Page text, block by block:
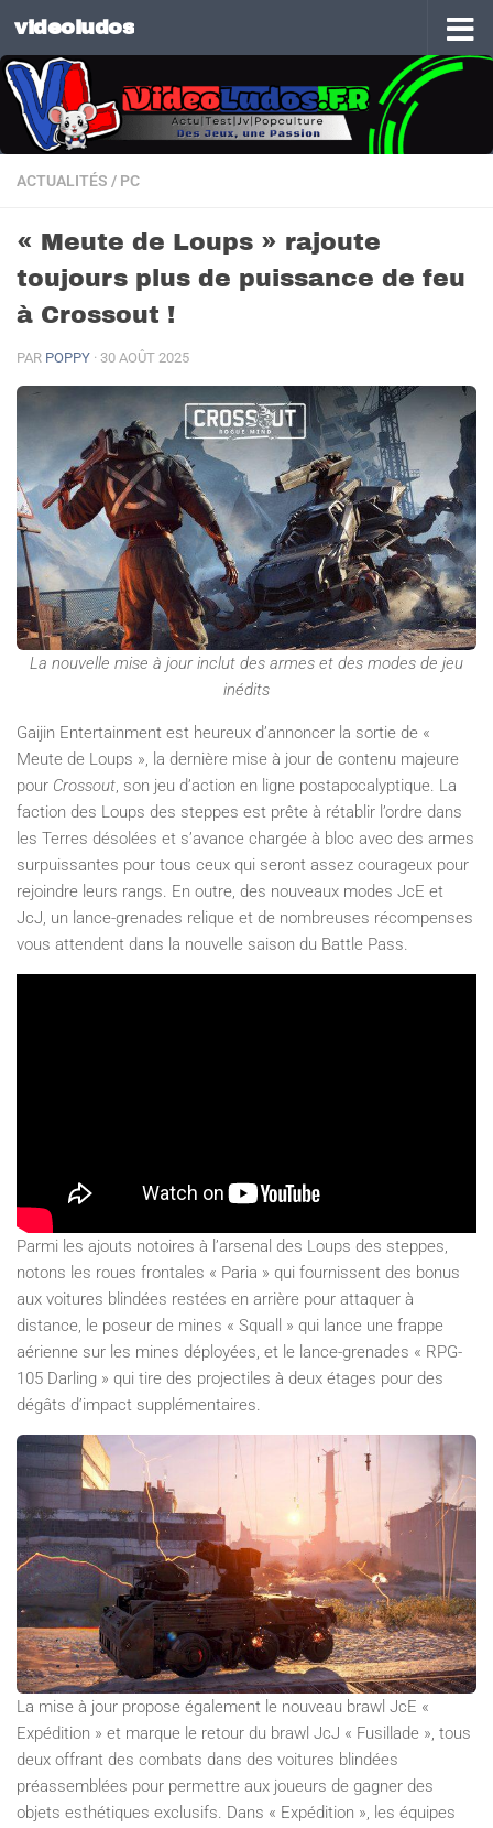
Skip to content
videoludos
ACTUALITÉS / PC
« Meute de Loups » rajoute
toujours plus de puissance de feu
à Crossout !
PAR POPPY · 30 AOÛT 2025
La nouvelle mise à jour inclut des armes et des modes de jeu
inédits
Gaijin Entertainment est heureux d’annoncer la sortie de «
Meute de Loups », la dernière mise à jour de contenu majeure
pour Crossout, son jeu d’action en ligne postapocalyptique. La
faction des Loups des steppes est prête à rétablir l’ordre dans
les Terres désolées et s’avance chargée à bloc avec des armes
surpuissantes pour tous ceux qui seront assez courageux pour
rejoindre leurs rangs. En outre, des nouveaux modes JcE et
JcJ, un lance-grenades relique et de nombreuses récompenses
vous attendent dans la nouvelle saison du Battle Pass.
Parmi les ajouts notoires à l’arsenal des Loups des steppes,
notons les roues frontales « Paria » qui fournissent des bonus
aux voitures blindées restées en arrière pour attaquer à
distance, le poseur de mines « Squall » qui lance une frappe
aérienne sur les mines déployées, et le lance-grenades « RPG-
105 Darling » qui tire des projectiles à deux étages pour des
dégâts d’impact supplémentaires.
La mise à jour propose également le nouveau brawl JcE «
Expédition » et marque le retour du brawl JcJ « Fusillade », tous
deux offrant des combats dans des voitures blindées
préassemblées pour permettre aux joueurs de gagner des
objets esthétiques exclusifs. Dans « Expédition », les équipes